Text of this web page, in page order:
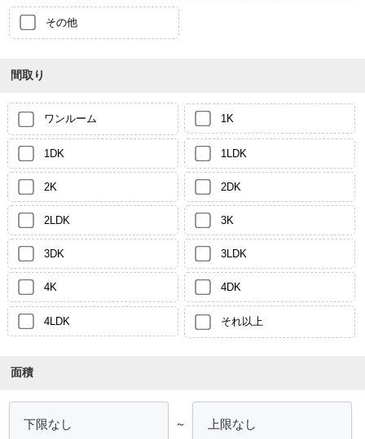
その他
間取り
ワンルーム 1K
1DK 1LDK
2K 2DK
2LDK 3K
3DK 3LDK
4K 4DK
4LDK それ以上
面積
～